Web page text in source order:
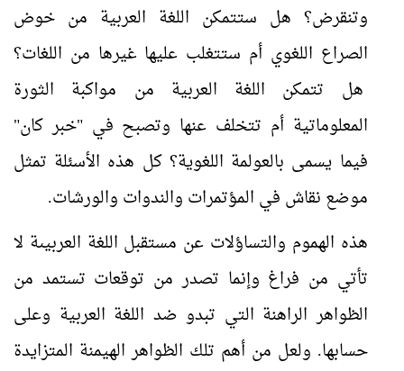
وتنقرض؟ هل ستتمكن اللغة العربية من خوض
الصراع اللغوي أم ستتغلب عليها غيرها من اللغات؟
هل تتمكن اللغة العربية من مواكبة الثورة
المعلوماتية أم تتخلف عنها وتصبح في "خبر كان"
فيما يسمى بالعولمة اللغوية؟ كل هذه الأسئلة تمثل
موضع نقاش في المؤتمرات والندوات والورشات.
هذه الهموم والتساؤلات عن مستقبل اللغة العربيىة لا
تأتي من فراغ وإنما تصدر من توقعات تستمد من
الظواهر الراهنة التي تبدو ضد اللغة العربية وعلى
حسابها. ولعل من أهم تلك الظواهر الهيمنة المتزايدة